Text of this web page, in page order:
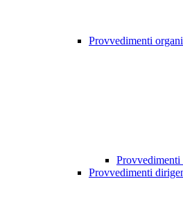
Provvedimenti
Provvedimenti